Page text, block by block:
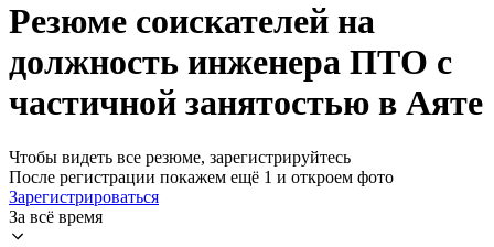
Резюме соискателей на
должность инженера ПТО с
частичной занятостью в Аяте
Чтобы видеть все резюме, зарегистрируйтесь
После регистрации покажем ещё 1 и откроем фото
Зарегистрироваться
За всё время